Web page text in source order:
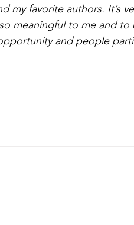
my favorite authors. It’s
meaningful to me and
and people